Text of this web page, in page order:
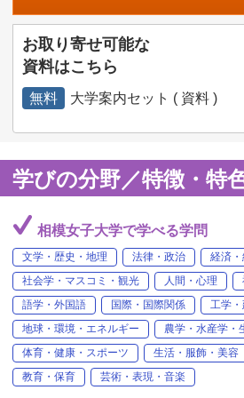
お取り寄せ可能な
資料はこちら
無料 大学案内セット ( 資料 )
学びの分野／特徴・特
相模女子大学で学べる学問
文学・歴史・地理 法律・政治
経済
社会学・マスコミ・観光
人間・心理
語学・外国語
国際・国際関係 工学
地球・環境・エネルギー
農学・水産学・
体育・健康・スポーツ
生活・服飾・美容
教育・保育
芸術・表現・音楽